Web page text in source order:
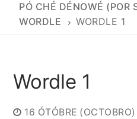
PÓ CHÉ DÉNOWÉ (POR
WORDLE
WORDLE 1
Wordle 1
16 ÓTÓBRE